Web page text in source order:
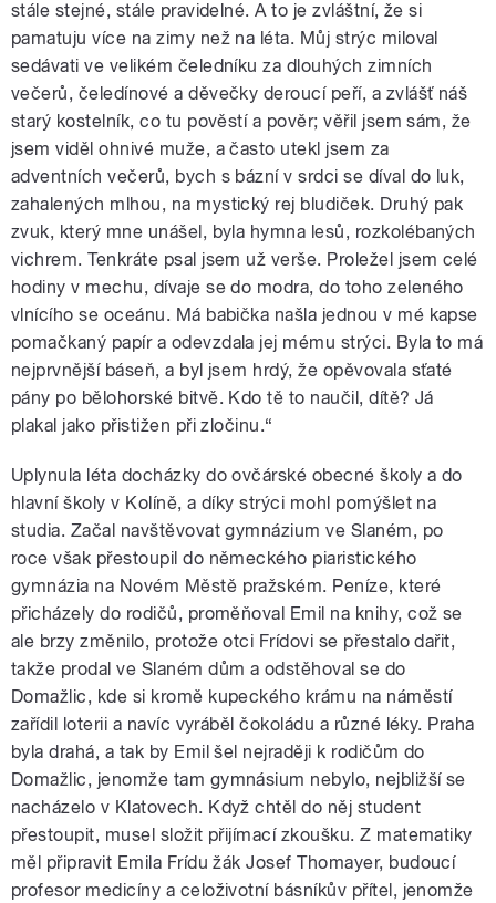
stále stejné, stále pravidelné. A to je zvláštní, že si
pamatuju více na zimy než na léta. Můj strýc miloval
sedávati ve velikém čeledníku za dlouhých zimních
večerů, čeledínové a děvečky deroucí peří, a zvlášť náš
starý kostelník, co tu pověstí a pověr; věřil jsem sám, že
jsem viděl ohnivé muže, a často utekl jsem za
adventních večerů, bych s bázní v srdci se díval do luk,
zahalených mlhou, na mystický rej bludiček. Druhý pak
zvuk, který mne unášel, byla hymna lesů, rozkolébaných
vichrem. Tenkráte psal jsem už verše. Proležel jsem celé
hodiny v mechu, dívaje se do modra, do toho zeleného
vlnícího se oceánu. Má babička našla jednou v mé kapse
pomačkaný papír a odevzdala jej mému strýci. Byla to má
nejprvnější báseň, a byl jsem hrdý, že opěvovala sťaté
pány po bělohorské bitvě. Kdo tě to naučil, dítě? Já
plakal jako přistižen při zločinu.“
Uplynula léta docházky do ovčárské obecné školy a do
hlavní školy v Kolíně, a díky strýci mohl pomýšlet na
studia. Začal navštěvovat gymnázium ve Slaném, po
roce však přestoupil do německého piaristického
gymnázia na Novém Městě pražském. Peníze, které
přicházely do rodičů, proměňoval Emil na knihy, což se
ale brzy změnilo, protože otci Frídovi se přestalo dařit,
takže prodal ve Slaném dům a odstěhoval se do
Domažlic, kde si kromě kupeckého krámu na náměstí
zařídil loterii a navíc vyráběl čokoládu a různé léky. Praha
byla drahá, a tak by Emil šel nejraději k rodičům do
Domažlic, jenomže tam gymnásium nebylo, nejbližší se
nacházelo v Klatovech. Když chtěl do něj student
přestoupit, musel složit přijímací zkoušku. Z matematiky
měl připravit Emila Frídu žák Josef Thomayer, budoucí
profesor medicíny a celoživotní básníkův přítel, jenomže